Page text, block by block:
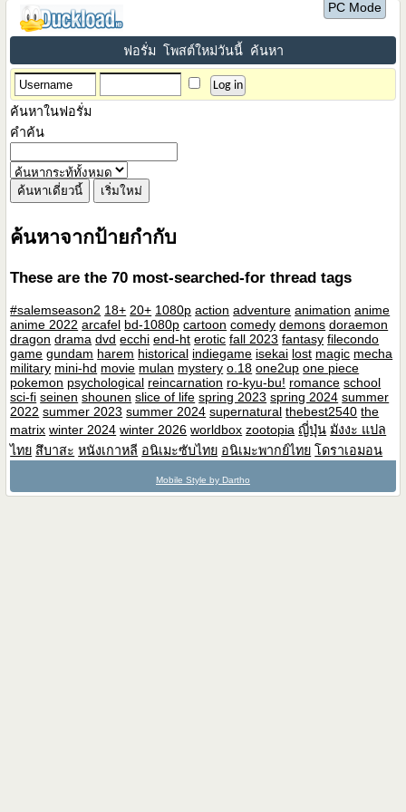
PC Mode
ฟอรั่ม โพสต์ใหม่วันนี้ ค้นหา
ค้นหาในฟอรั่ม
คำค้น
ค้นหาจากป้ายกำกับ
These are the 70 most-searched-for thread tags
#salemseason2 18+ 20+ 1080p action adventure animation anime
anime 2022 arcafel bd-1080p cartoon comedy demons doraemon
dragon drama dvd ecchi end-ht erotic fall 2023 fantasy filecondo
game gundam harem historical indiegame isekai lost magic mecha
military mini-hd movie mulan mystery o.18 one2up one piece
pokemon psychological reincarnation ro-kyu-bu! romance school
sci-fi seinen shounen slice of life spring 2023 spring 2024 summer
2022 summer 2023 summer 2024 supernatural thebest2540 the
matrix winter 2024 winter 2026 worldbox zootopia ญี่ปุ่น มังงะ แปล
ไทย สึบาสะ หนังเกาหลี อนิเมะซับไทย อนิเมะพากย์ไทย โดราเอมอน
Mobile Style by Dartho